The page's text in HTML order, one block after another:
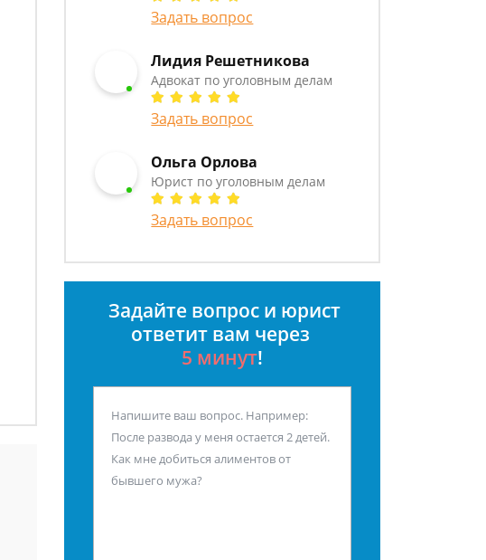
Задать вопрос
Лидия Решетникова
Адвокат по уголовным делам
Задать вопрос
Ольга Орлова
Юрист по уголовным делам
Задать вопрос
Задайте вопрос и юрист
ответит вам через
5 минут!